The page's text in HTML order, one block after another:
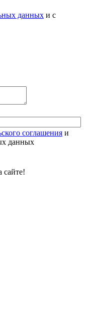
данных и с
соглашения и
данных
сайте!